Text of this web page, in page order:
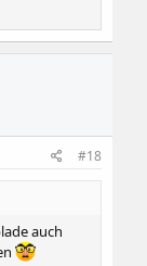
#18
auch